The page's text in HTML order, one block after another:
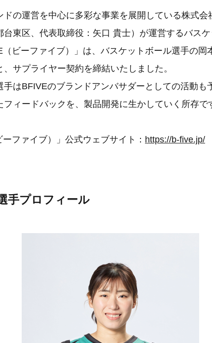
の運営を中心に多彩な事業を展開している株式会
台東区、代表取締役：矢口 貴士）が運営するバス
（ビーファイブ）」は、バスケットボール選手の岡
サプライヤー契約を締結いたしました。
手はBFIVEのブランドアンバサダーとしての活動も
ィードバックを、製品開発に生かしていく所存で
ファイブ）」公式ウェブサイト： https://b-five.jp/
手プロフィール